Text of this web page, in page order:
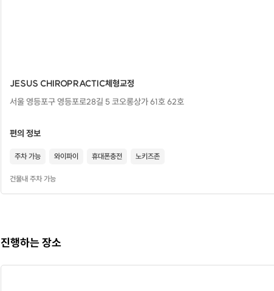
JESUS CHIROPRACTIC체형교정
서울 영등포구 영등포로28길 5 코오롱상가 61호 62호
편의 정보
주차 가능 와이파이 휴대폰충전 노키즈존
건물내 주차 가능
진행하는 장소